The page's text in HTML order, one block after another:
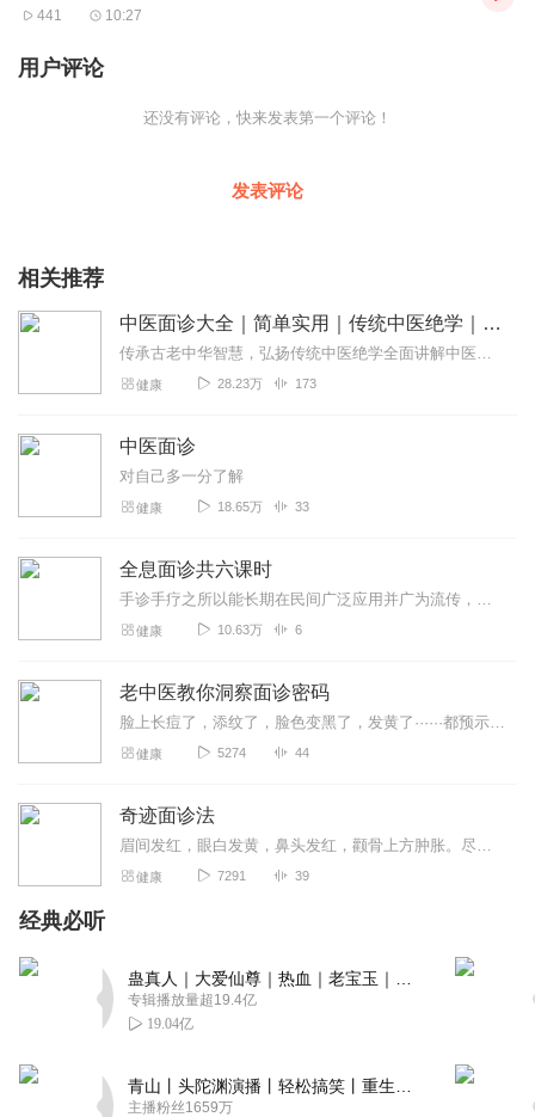
441 10:27
用户评论
还没有评论，快来发表第一个评论！
发表评论
相关推荐
中医面诊大全｜简单实用｜传统中医绝学｜传承中华智慧
传承古老中华智慧，弘扬传统中医绝学全面讲解中医面诊，普及健康养生智慧
健康 28.23万 173
中医面诊
对自己多一分了解
健康 18.65万 33
全息面诊共六课时
手诊手疗之所以能长期在民间广泛应用并广为流传，是因为其具备操作简便、易学易懂、疗效灵验、经济安全等诸多优点，符合老百姓对治疗方法“简、便、廉、验”的要求。
健康 10.63万 6
老中医教你洞察面诊密码
脸上长痘了，添纹了，脸色变黑了，发黄了······都预示着你的身体内部有了问题，发生了变化。看看专家怎么说，明白了其中的道理，也许你也能成为家里的“神医”。你看...
健康 5274 44
奇迹面诊法
眉间发红，眼白发黄，鼻头发红，颧骨上方肿胀。尽早发现心脏病，肺炎，不孕，脑梗死，糖尿病，痔疮等30种疾病前兆，不用花钱上医院照镜子就能做的健康检查。
健康 7291 39
经典必听
专辑播放量超19.4亿
19.04亿
主播粉丝1659万